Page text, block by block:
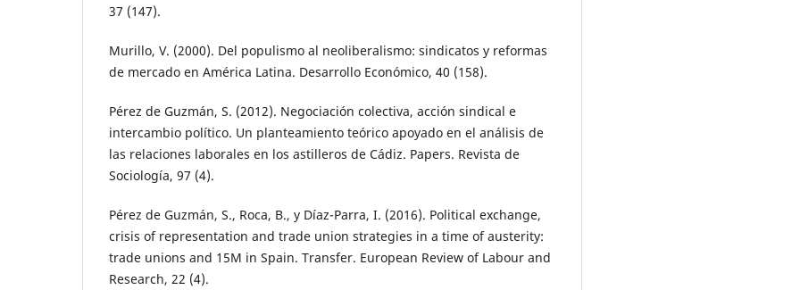
37 (147).
Murillo, V. (2000). Del populismo al neoliberalismo: sindicatos y reformas
de mercado en América Latina. Desarrollo Económico, 40 (158).
Pérez de Guzmán, S. (2012). Negociación colectiva, acción sindical e
intercambio político. Un planteamiento teórico apoyado en el análisis de
las relaciones laborales en los astilleros de Cádiz. Papers. Revista de
Sociología, 97 (4).
Pérez de Guzmán, S., Roca, B., y Díaz-Parra, I. (2016). Political exchange,
crisis of representation and trade union strategies in a time of austerity:
trade unions and 15M in Spain. Transfer. European Review of Labour and
Research, 22 (4).